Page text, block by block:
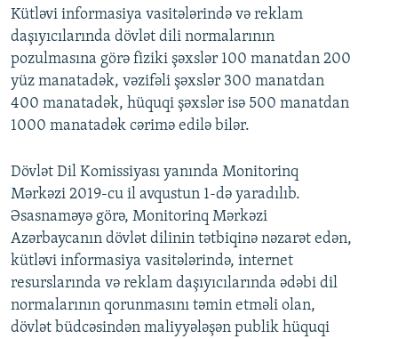
Kütləvi informasiya vasitələrində və reklam
daşıyıcılarında dövlət dili normalarının
pozulmasına görə fiziki şəxslər 100 manatdan 200
yüz manatadək, vəzifəli şəxslər 300 manatdan
400 manatadək, hüquqi şəxslər isə 500 manatdan
1000 manatadək cərimə edilə bilər.
Dövlət Dil Komissiyası yanında Monitorinq
Mərkəzi 2019-cu il avqustun 1-də yaradılıb.
Əsasnaməyə görə, Monitorinq Mərkəzi
Azərbaycanın dövlət dilinin tətbiqinə nəzarət edən,
kütləvi informasiya vasitələrində, internet
resurslarında və reklam daşıyıcılarında ədəbi dil
normalarının qorunmasını təmin etməli olan,
dövlət büdcəsindən maliyyələşən publik hüquqi